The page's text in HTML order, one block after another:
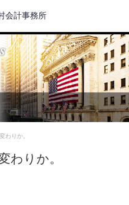
会計事務所
わりか。
わりか。